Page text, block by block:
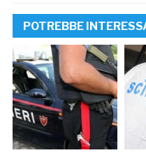
POTREBBE